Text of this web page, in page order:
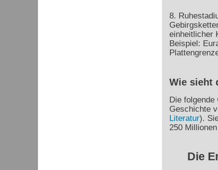
8.
einheitlicher
Beispiel:
Wie sieht
Die
Geschichte
Literatur).
250
Die